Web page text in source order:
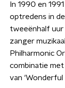
In 1990 en
optredens in
tweeënhalf uur
zanger
Philharmonic
combinatie
van 'Wonderful